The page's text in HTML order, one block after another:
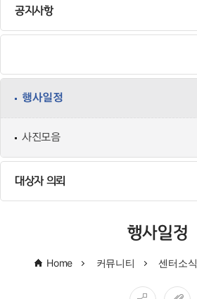
공지사항
행사일정
사진모음
대상자 의뢰
행사일정
Home 커뮤니티 센터소식